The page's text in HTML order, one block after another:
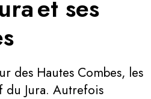
et ses
des Hautes Combes, les
du Jura. Autrefois